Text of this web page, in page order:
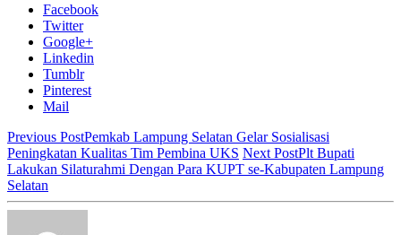
Facebook
Twitter
Google+
Linkedin
Tumblr
Pinterest
Mail
Previous PostPemkab Lampung Selatan Gelar Sosialisasi
Peningkatan Kualitas Tim Pembina UKS Next PostPlt Bupati
Lakukan Silaturahmi Dengan Para KUPT se-Kabupaten Lampung
Selatan